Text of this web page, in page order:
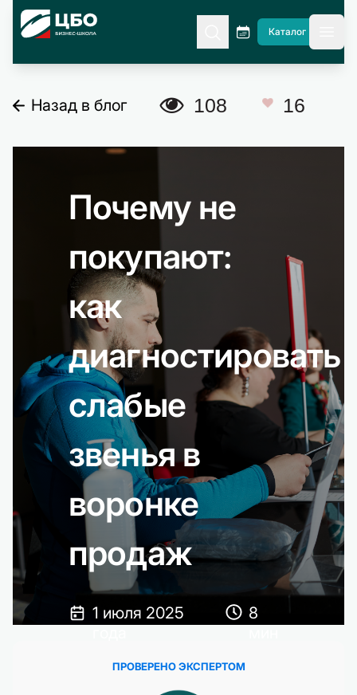
CBO
Каталог
Назад в блог A 108 C 16
Почему не
покупают:
как
диагностировать
слабые
звенья в
воронке
продаж
1 июля 2025
8
ПРОВЕРЕНО ЭКСПЕРТОМ